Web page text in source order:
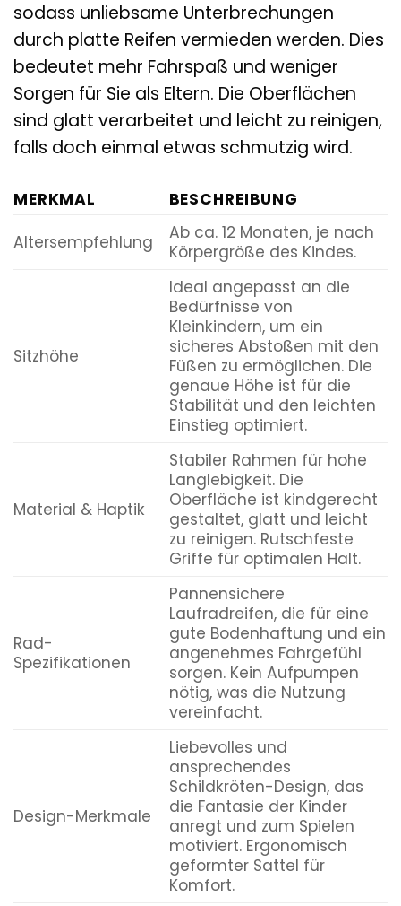
sodass unliebsame Unterbrechungen
durch platte Reifen vermieden werden. Dies
bedeutet mehr Fahrspaß und weniger
Sorgen für Sie als Eltern. Die Oberflächen
sind glatt verarbeitet und leicht zu reinigen,
falls doch einmal etwas schmutzig wird.
MERKMAL
BESCHREIBUNG
Altersempfehlung
Ab ca. 12 Monaten, je nach
Körpergröße des Kindes.
Sitzhöhe
Ideal angepasst an die
Bedürfnisse von
Kleinkindern, um ein
sicheres Abstoßen mit den
Füßen zu ermöglichen. Die
genaue Höhe ist für die
Stabilität und den leichten
Einstieg optimiert.
Material & Haptik
Stabiler Rahmen für hohe
Langlebigkeit. Die
Oberfläche ist kindgerecht
gestaltet, glatt und leicht
zu reinigen. Rutschfeste
Griffe für optimalen Halt.
Rad-
Spezifikationen
Pannensichere
Laufradreifen, die für eine
gute Bodenhaftung und ein
angenehmes Fahrgefühl
sorgen. Kein Aufpumpen
nötig, was die Nutzung
vereinfacht.
Design-Merkmale
Liebevolles und
ansprechendes
Schildkröten-Design, das
die Fantasie der Kinder
anregt und zum Spielen
motiviert. Ergonomisch
geformter Sattel für
Komfort.